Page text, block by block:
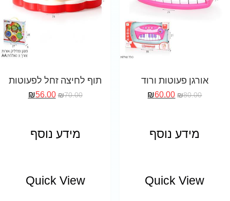
אורגן פעוטות ורוד
₪80.00
₪60.00
מידע נוסף
Quick View
תוף לחיצה זחל לפעוטות
₪70.00
₪56.00
מידע נוסף
Quick View